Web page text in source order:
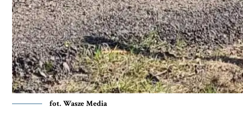
fot. Wasze Media